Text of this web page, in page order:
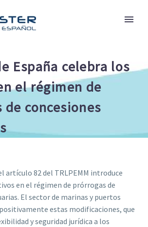
España celebra los
el régimen de
concesiones
artículo 82 del TRLPEMM introduce
en el régimen de prórrogas de
El sector de marinas y puertos
estas modificaciones, que
y seguridad jurídica a los